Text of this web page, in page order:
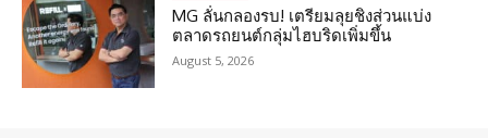
MG ลั่นกลองรบ! เตรียมลุยชิงส่วนแบ่ง
ตลาดรถยนต์กลุ่มไฮบริดเพิ่มขึ้น
August 5, 2026